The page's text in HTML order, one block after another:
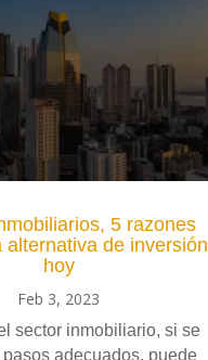
5 razones
alternativa de inversión
hoy
Feb 3, 2023
sector inmobiliario, si se
adecuados, puede